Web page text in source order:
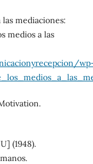
mediaciones:
medios a las
(1948).